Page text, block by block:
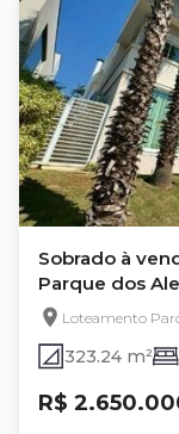
Sobrado à
Parque dos
m²Loteamento
323.24 m²
R$